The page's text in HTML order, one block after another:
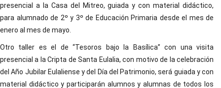
presencial a la Casa del Mitreo, guiada y con material didáctico,
para alumnado de 2º y 3º de Educación Primaria desde el mes de
enero al mes de mayo.
Otro taller es el de “Tesoros bajo la Basílica” con una visita
presencial a la Cripta de Santa Eulalia, con motivo de la celebración
del Año Jubilar Eulaliense y del Día del Patrimonio, será guiada y con
material didáctico y participarán alumnos y alumnas de todos los